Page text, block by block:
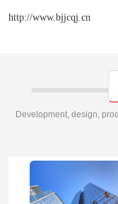
http://www.bjjcqj.cn